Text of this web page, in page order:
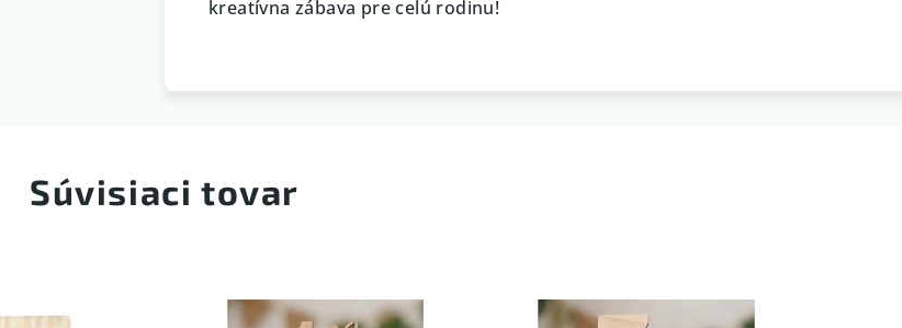
kreatívna zábava pre celú rodinu!
Súvisiaci tovar